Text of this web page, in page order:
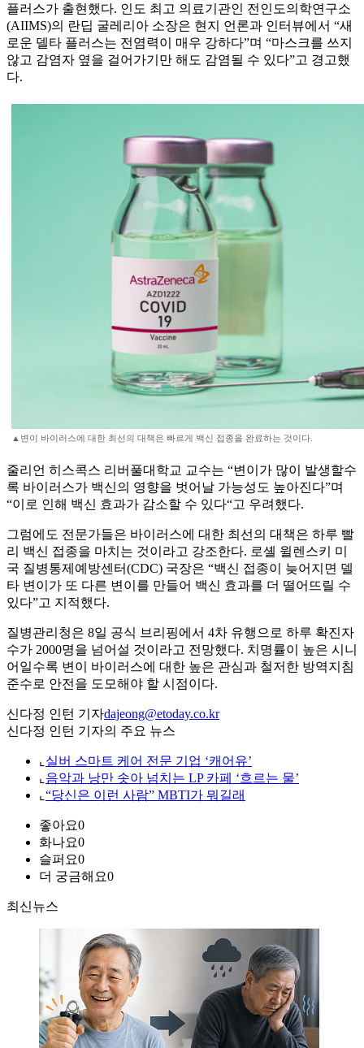
플러스가 출현했다. 인도 최고 의료기관인 전인도의학연구소
(AIIMS)의 란딥 굴레리아 소장은 현지 언론과 인터뷰에서 “새
로운 델타 플러스는 전염력이 매우 강하다”며 “마스크를 쓰지
않고 감염자 옆을 걸어가기만 해도 감염될 수 있다”고 경고했
다.
▲변이 바이러스에 대한 최선의 대책은 빠르게 백신 접종을 완료하는 것이다.
줄리언 히스콕스 리버풀대학교 교수는 “변이가 많이 발생할수
록 바이러스가 백신의 영향을 벗어날 가능성도 높아진다”며
“이로 인해 백신 효과가 감소할 수 있다“고 우려했다.
그럼에도 전문가들은 바이러스에 대한 최선의 대책은 하루 빨
리 백신 접종을 마치는 것이라고 강조한다. 로셸 윌렌스키 미
국 질병통제예방센터(CDC) 국장은 “백신 접종이 늦어지면 델
타 변이가 또 다른 변이를 만들어 백신 효과를 더 떨어뜨릴 수
있다”고 지적했다.
질병관리청은 8일 공식 브리핑에서 4차 유행으로 하루 확진자
수가 2000명을 넘어설 것이라고 전망했다. 치명률이 높은 시니
어일수록 변이 바이러스에 대한 높은 관심과 철저한 방역지침
준수로 안전을 도모해야 할 시점이다.
신다정 인턴 기자dajeong@etoday.co.kr
신다정 인턴 기자의 주요 뉴스
⌞ 실버 스마트 케어 전문 기업 ‘캐어유’
⌞ 음악과 낭만 솟아 넘치는 LP 카페 ‘흐르는 물’
⌞ “당신은 이런 사람” MBTI가 뭐길래
좋아요0
화나요0
슬퍼요0
더 궁금해요0
최신뉴스